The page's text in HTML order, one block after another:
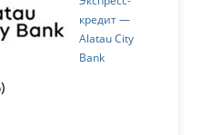
кредит —
Alatau City
Bank